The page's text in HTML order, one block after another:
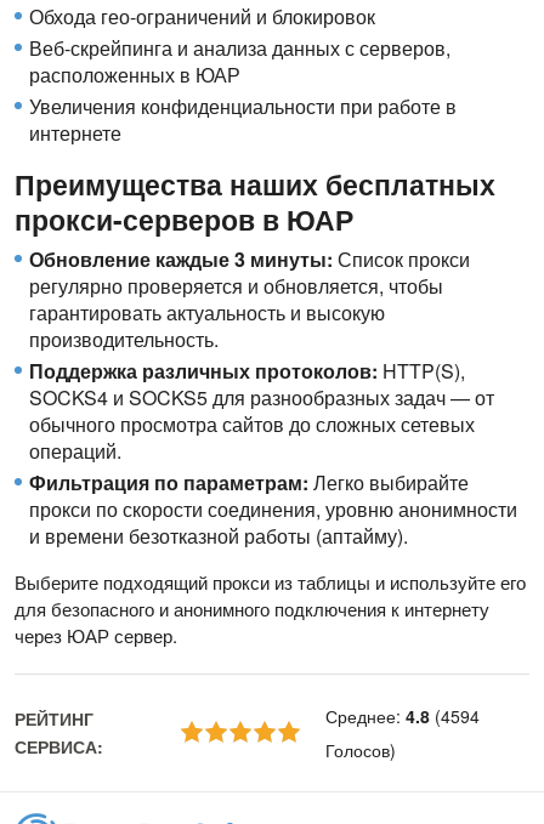
Обхода гео-ограничений и блокировок
Веб-скрейпинга и анализа данных с серверов,
расположенных в ЮАР
Увеличения конфиденциальности при работе в
интернете
Преимущества наших бесплатных
прокси-серверов в ЮАР
Обновление каждые 3 минуты: Список прокси
регулярно проверяется и обновляется, чтобы
гарантировать актуальность и высокую
производительность.
Поддержка различных протоколов: HTTP(S),
SOCKS4 и SOCKS5 для разнообразных задач — от
обычного просмотра сайтов до сложных сетевых
операций.
Фильтрация по параметрам: Легко выбирайте
прокси по скорости соединения, уровню анонимности
и времени безотказной работы (аптайму).
Выберите подходящий прокси из таблицы и используйте его
для безопасного и анонимного подключения к интернету
через ЮАР сервер.
РЕЙТИНГ
СЕРВИСА:
Среднее: 4.8 (4594
Голосов)